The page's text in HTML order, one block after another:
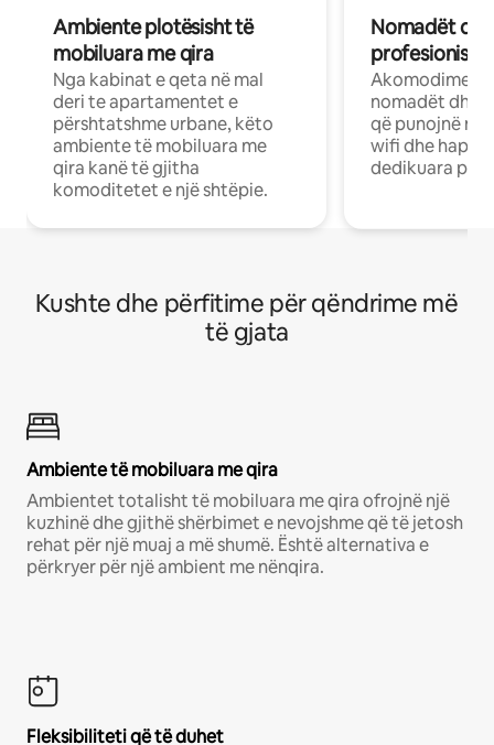
Ambiente plotësisht të
mobiluara me qira
Nga kabinat e qeta në mal
deri te apartamentet e
përshtatshme urbane, këto
ambiente të mobiluara me
qira kanë të gjitha
komoditetet e një shtëpie.
Nomadët
Akomodime
nomadët dhe
që punojnë në
wifi dhe
dedikuara
Kushte dhe përfitime për qëndrime më
të gjata
Ambiente të mobiluara me qira
Ambientet totalisht të mobiluara me qira ofrojnë një
kuzhinë dhe gjithë shërbimet e nevojshme që të jetosh
rehat për një muaj a më shumë. Është alternativa e
përkryer për një ambient me nënqira.
Fleksibiliteti që të duhet